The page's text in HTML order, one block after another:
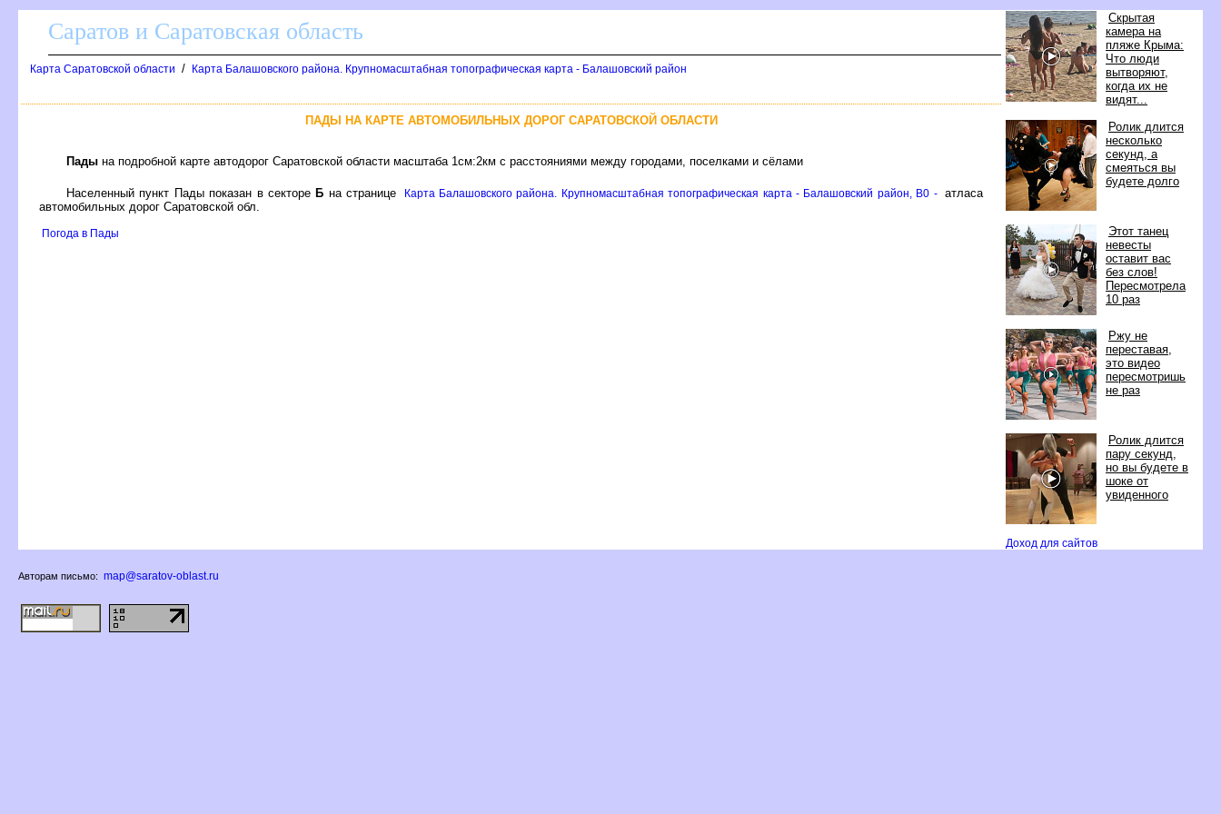
Скрытая
камера на
пляже Крыма:
Что люди
ытворяют,
когда их не
идят...
Ролик длится
несколько
секунд, а
смеяться вы
удете долго
Этот танец
невесты
оставит вас
ез слов!
Пересмотрела
10 раз
Ржу не
переставая,
это видео
пересмотришь
не раз
Ролик длится
пару секунд,
но вы будете
шоке от
увиденного
Доход для сайто
Саратов и Саратовская область
Карта Саратовской области / Карта Балашовского района. Крупномасштабная топографическая карта - Балашовский район
ПАДЫ НА КАРТЕ АВТОМОБИЛЬНЫХ ДОРОГ САРАТОВСКОЙ ОБЛАСТИ
Пады на подробной карте автодорог Саратовской области масштаба 1см:2км с расстояниями между городами, поселками и сёлами
Населенный пункт Пады показан в сектореБ на странице Карта Балашовского района. Крупномасштабная топографическая карта - Балашовский район, B0 - атласа
автомобильных дорог Саратовской обл.
Погода в Пады
Авторам письмо: map@saratov-oblast.ru